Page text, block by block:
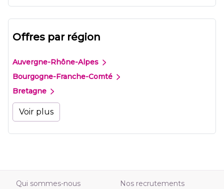
Offres par région
Auvergne-Rhône-Alpes
Bourgogne-Franche-Comté
Bretagne
Voir plus
Qui sommes-nous
Nos recrutements